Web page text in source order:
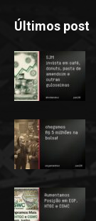
Últimos post